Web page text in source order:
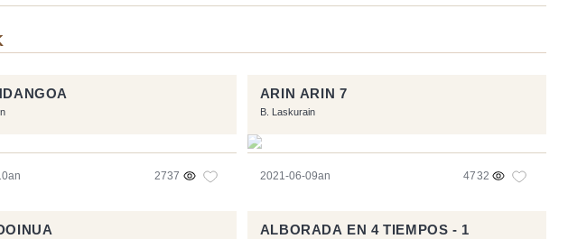
2737
ARIN ARIN 7
B. Laskurain
2021-06-09an 4732
ALBORADA EN 4 TIEMPOS - 1